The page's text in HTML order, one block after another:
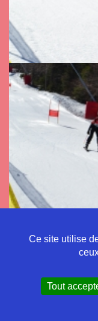
Ce site utilise
Tout